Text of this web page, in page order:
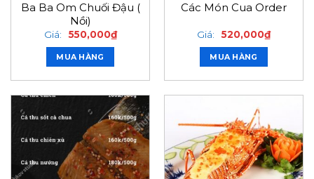
Ba Ba Om Chuối Đậu (
Nồi)
Giá: 550,000₫
MUA HÀNG
Các Món Cua Order
Giá: 520,000₫
MUA HÀNG